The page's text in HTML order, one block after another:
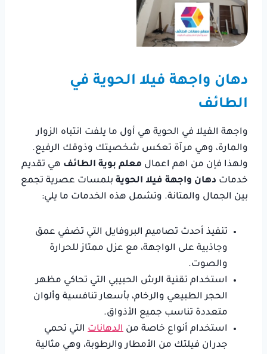
دهان واجهة فيلا الحوية في
الطائف
واجهة الفيلا في الحوية هي أول ما يلفت انتباه الزوار
والمارة، وهي مرآة تعكس شخصيتك وذوقك الرفيع.
ولهذا فإن من اهم اعمال معلم بوية الطائف هي تقديم
خدمات دهان واجهة فيلا الحوية بلمسات عصرية تجمع
بين الجمال والمتانة. وتشمل هذه الخدمات ما يلي:
تنفيذ أحدث تصاميم البروفايل التي تضفي عمق
وجاذبية على الواجهة، مع عزل ممتاز للحرارة
والصوت.
استخدام تقنية الرش الحبيبي التي تحاكي مظهر
الحجر الطبيعي والرخام، بأسعار تنافسية وألوان
متعددة تناسب جميع الأذواق.
استخدام أنواع خاصة من الدهانات التي تحمي
جدران فيلتك من الأمطار والرطوبة، وهي مثالية